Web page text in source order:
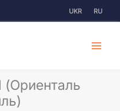
UKR RU
(Ориенталь